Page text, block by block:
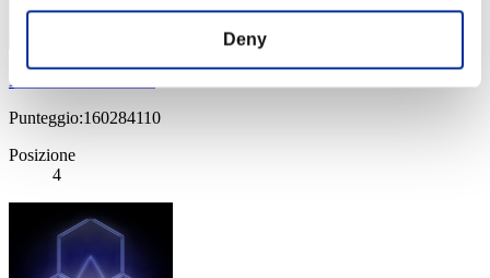
Deny
HUNKtheHUNTER
Punteggio:160284110
Posizione
4